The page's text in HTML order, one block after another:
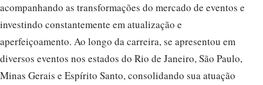
acompanhando as transformações do mercado de eventos e
investindo constantemente em atualização e
aperfeiçoamento. Ao longo da carreira, se apresentou em
diversos eventos nos estados do Rio de Janeiro, São Paulo,
Minas Gerais e Espírito Santo, consolidando sua atuação